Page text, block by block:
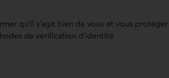
qu’il s’agit bien de vous et vous protéger
de vérification d’identité.